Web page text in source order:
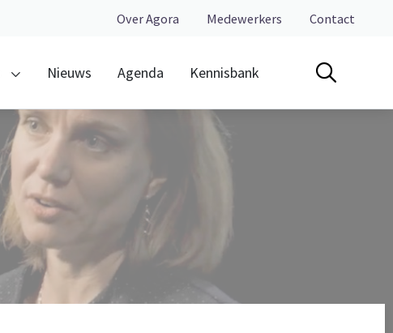
Over Agora Medewerkers Contact
Nieuws Agenda Kennisbank